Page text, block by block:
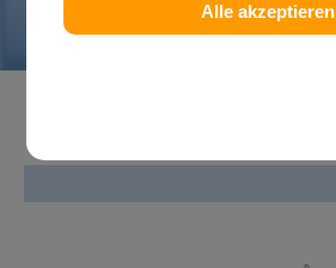
Alle akzeptieren
KONTAKT